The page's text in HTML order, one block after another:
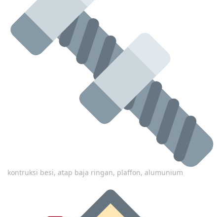
kontruksi besi, atap baja ringan, plaffon, alumunium